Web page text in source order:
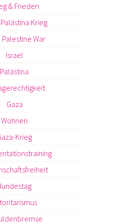
& Frieden
Krieg
Palestine War
Israel
Palästina
Gaza
Wohnen
Krieg